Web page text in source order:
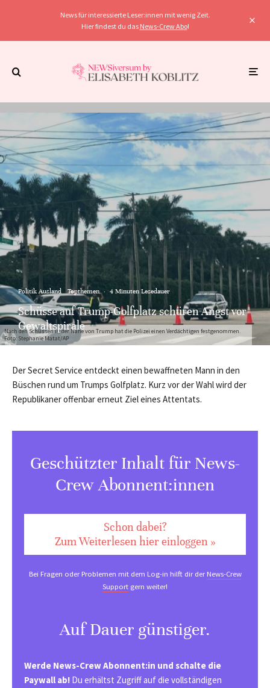
News für interessierte Leser:innen mit wenig Zeit.
Hier findest du das News-Crew Abo!
Nach den Schüssen in der Nähe von Trump hat die Polizei einen Verdächtigen festgenommen.
Foto: Stephanie Matat/AP
Politik Ausland Topthemen · 4 Minuten Lesedauer
Schüsse auf Trump-Golfplatz schüren Angst vor
Gewaltspirale
Der Secret Service entdeckt einen bewaffneten Mann in den
Büschen rund um Trumps Golfplatz. Kurz vor der Wahl wird der
Republikaner offenbar erneut Ziel eines Attentats.
Geschützter Inhalt für News-
Crew Abonnent:innen
Schon dabei?
Zum Weiterlesen hier einloggen »
Bei Fragen oder Problemen mit dem Log-in hilft dir derNews-Crew
Support gern weiter!
Auf Dauer günstiger.
Werde News-Crew Abonnent:in und schalte die
Paywall ab! Du erhältst Zugriff auf die vollständigen